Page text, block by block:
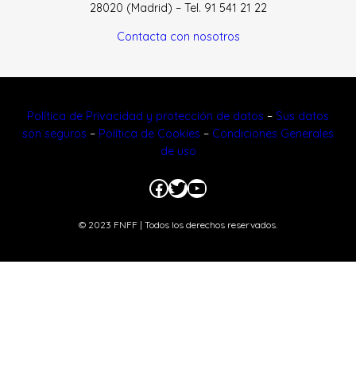
28020 (Madrid) – Tel. 91 541 21 22
Contacta con nosotros
Política de Privacidad y protección de datos – Sus datos
son seguros – Política de Cookies – Condiciones Generales
de uso
Facebook
Twitter
YouTube
© 2023 FNFF | Todos los derechos reservados.